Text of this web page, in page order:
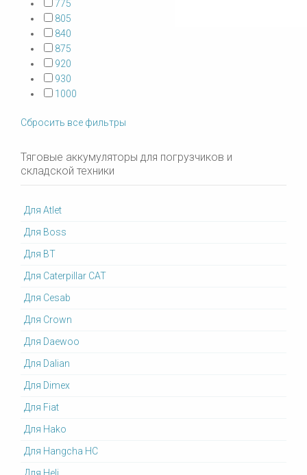
775
805
840
875
920
930
1000
Сбросить все фильтры
Тяговые аккумуляторы для погрузчиков и
складской техники
Для Atlet
Для Boss
Для BT
Для Caterpillar CAT
Для Cesab
Для Crown
Для Daewoo
Для Dalian
Для Dimex
Для Fiat
Для Hako
Для Hangcha HC